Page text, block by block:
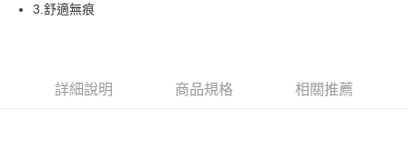
7-11取貨付款
3.舒適無痕
詳細說明 商品規格 相關推薦